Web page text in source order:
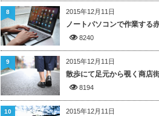
2015年12月11日
ノートパソコンで作業する
8240
8
2015年12月11日
散歩にて足元から覗く商店
8194
9
2015年12月11日
10